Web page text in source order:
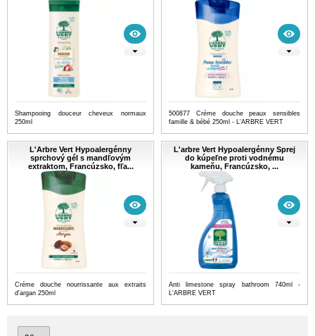
Shampooing douceur cheveux normaux
250ml
500877 Créme douche peaux sensibles
famille & bébé 250ml - L'ARBRE VERT
L'Arbre Vert Hypoalergénny
sprchový gél s mandľovým
extraktom, Francúzsko, fľa...
Créme douche nourrissante aux extraits
d'argan 250ml
L'arbre Vert Hypoalergénny Sprej
do kúpeľne proti vodnému
kameňu, Francúzsko, ...
Anti limestone spray bathroom 740ml -
L'ARBRE VERT